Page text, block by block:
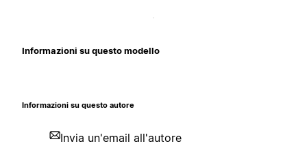
Informazioni su questo modello
Informazioni su questo autore
Invia un'email all'autore